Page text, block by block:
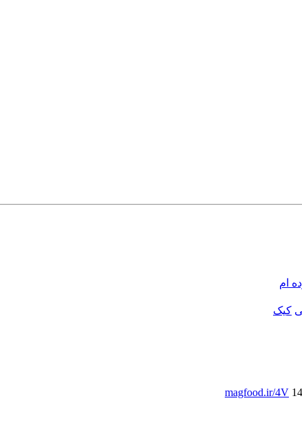
ام
کیک
magfood.ir/4V